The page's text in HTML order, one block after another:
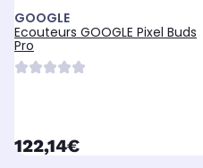
GOOGLE
Ecouteurs GOOGLE Pixel Buds
Pro
currentPrice
122,14€